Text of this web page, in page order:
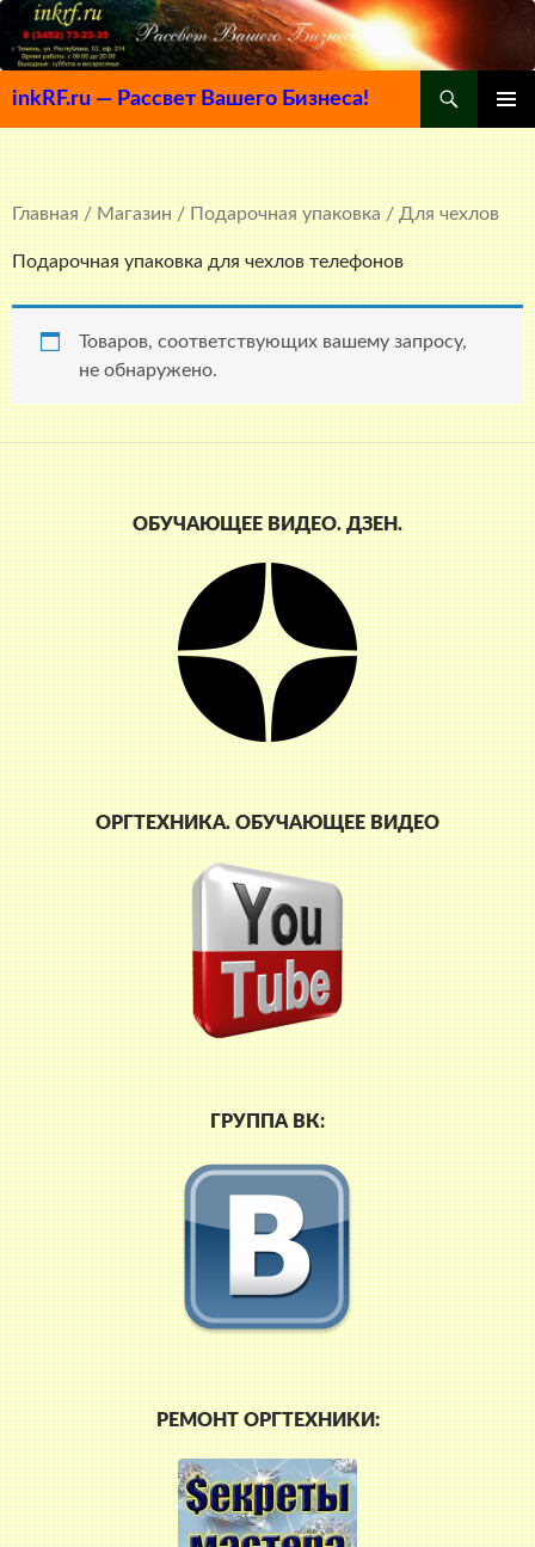
inkRF.ru — Рассвет Вашего Бизнеса!
МЕНЮ
К
СОДЕРЖИМОМУ
Главная/Магазин/Подарочная упаковка/ Для чехлов
Подарочная упаковка для чехлов телефонов
Товаров, соответствующих вашему запросу,
не обнаружено.
ОБУЧАЮЩЕЕ ВИДЕО. ДЗЕН.
ОРГТЕХНИКА. ОБУЧАЮЩЕЕ ВИДЕО
ГРУППА ВК:
РЕМОНТ ОРГТЕХНИКИ: